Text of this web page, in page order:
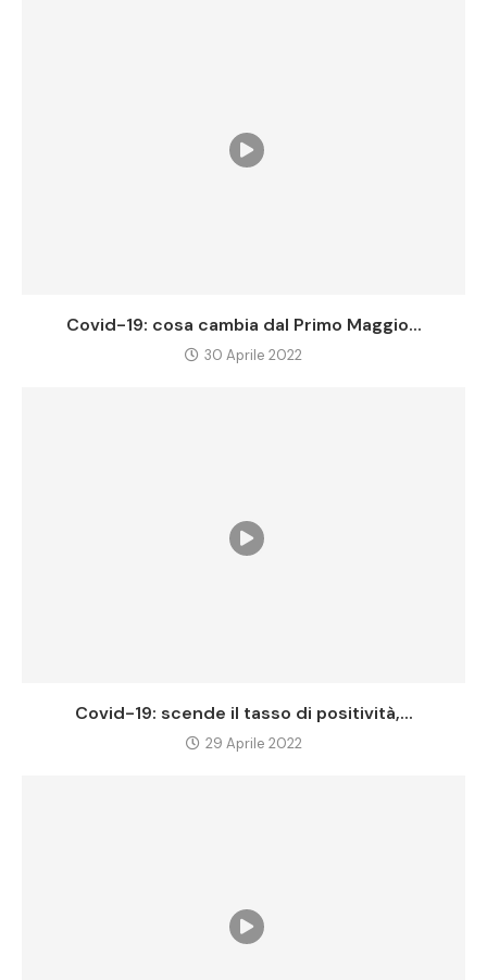
Covid-19: cosa cambia dal Primo Maggio...
30 Aprile 2022
Covid-19: scende il tasso di positività,...
29 Aprile 2022